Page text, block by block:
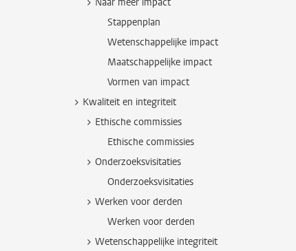
Stappenplan
Wetenschappelijke impact
Maatschappelijke impact
Vormen van impact
Kwaliteit en integriteit
Ethische commissies
Ethische commissies
Onderzoeksvisitaties
Onderzoeksvisitaties
Werken voor derden
Werken voor derden
Wetenschappelijke integriteit